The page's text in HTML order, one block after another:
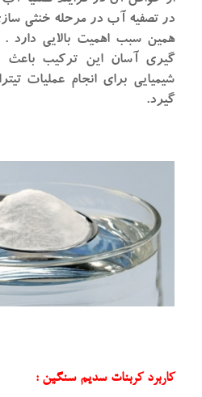
در تصفیه آب در مرحله خنثی
همین سبب اهمیت بالایی دارد .
گیری آسان این ترکیب باعث
شیمیایی برای انجام عملیات
گیرد.
کاربرد کربنات سدیم سنگین :